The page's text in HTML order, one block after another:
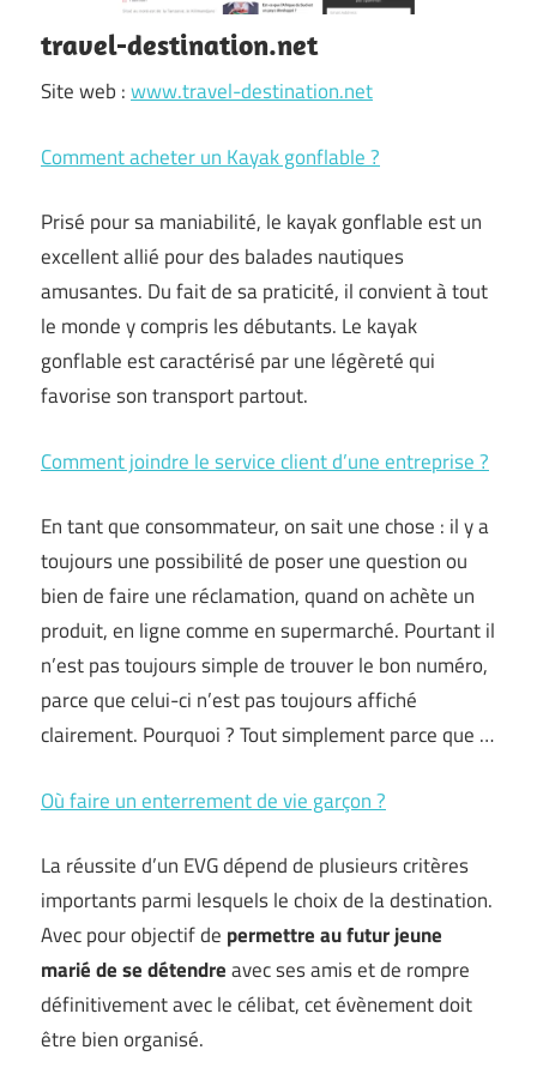
travel-destination.net
Site web :www.travel-destination.net
Comment acheter un Kayak gonflable ?
Prisé pour sa maniabilité, le kayak gonflable est un
excellent allié pour des balades nautiques
amusantes. Du fait de sa praticité, il convient à tout
le monde y compris les débutants. Le kayak
gonflable est caractérisé par une légèreté qui
favorise son transport partout.
Comment joindre le service client d’une entreprise ?
En tant que consommateur, on sait une chose : il y a
toujours une possibilité de poser une question ou
bien de faire une réclamation, quand on achète un
produit, en ligne comme en supermarché. Pourtant il
n’est pas toujours simple de trouver le bon numéro,
parce que celui-ci n’est pas toujours affiché
clairement. Pourquoi ? Tout simplement parce que …
Où faire un enterrement de vie garçon ?
La réussite d’un EVG dépend de plusieurs critères
importants parmi lesquels le choix de la destination.
Avec pour objectif de permettre au futur jeune
marié de se détendreavec ses amis et de rompre
définitivement avec le célibat, cet évènement doit
être bien organisé.